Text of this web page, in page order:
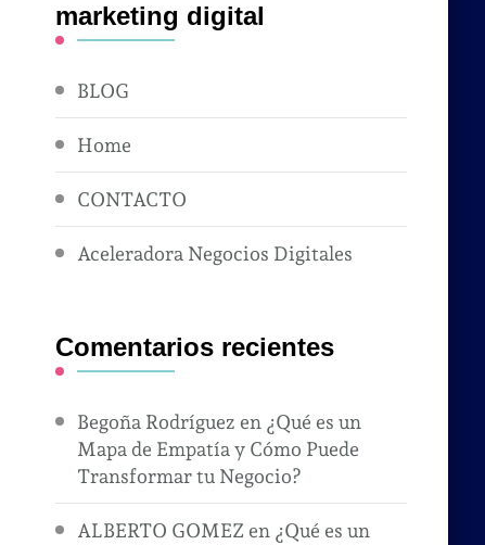
marketing digital
BLOG
Home
CONTACTO
Aceleradora Negocios Digitales
Comentarios recientes
Begoña Rodríguez en ¿Qué es un
Mapa de Empatía y Cómo Puede
Transformar tu Negocio?
ALBERTO GOMEZ en ¿Qué es un